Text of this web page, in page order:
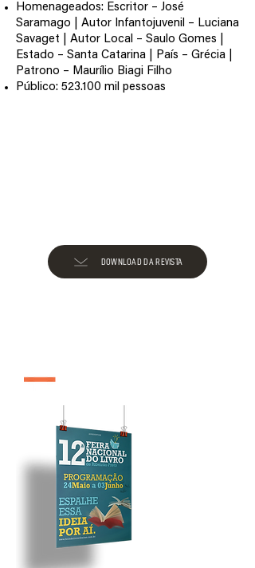
Homenageados: Escritor – José
Saramago | Autor Infantojuvenil – Luciana
Savaget | Autor Local – Saulo Gomes |
Estado – Santa Catarina | País – Grécia |
Patrono – Maurílio Biagi Filho
Público: 523.100 mil pessoas
DOWNLOAD DA REVISTA